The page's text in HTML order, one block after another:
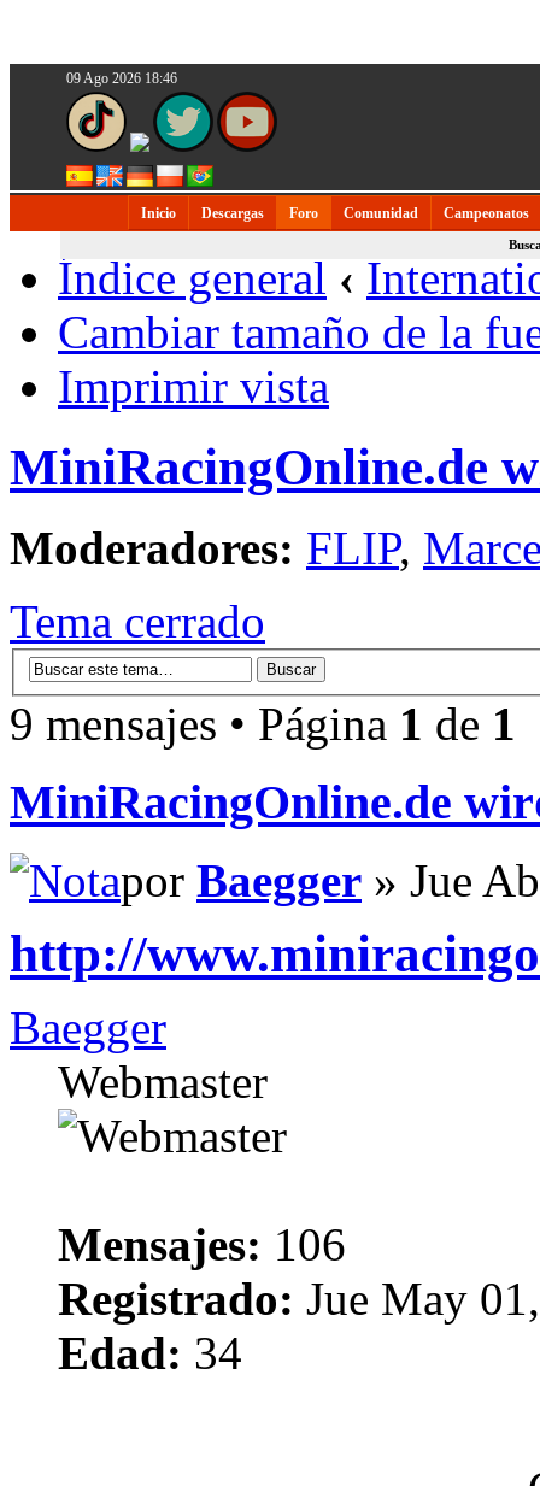
09 Ago 2026 18:46
Inicio Descargas Foro Comunidad Campeonatos
Índice general ‹
Cambiar tamaño de la
Imprimir vista
MiniRacingOnline.de
Moderadores: FLIP,
Tema cerrado
9 mensajes • Página 1 de 1
MiniRacingOnline.de
por Baegger » Jue
http://
Baegger
Webmaster
Mensajes: 106
Registrado: Jue May
Edad: 34